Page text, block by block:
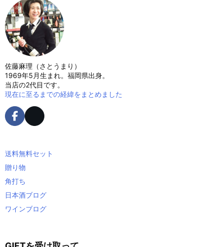
佐藤麻理（さとうまり）
1969年5月生まれ。福岡県出身。
当店の2代目です。
現在に至るまでの経緯をまとめました
送料無料セット
贈り物
角打ち
日本酒ブログ
ワインブログ